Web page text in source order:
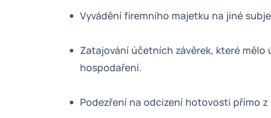
Vyvádění firemního majetku na jiné
Zatajování účetních závěrek, které
hospodaření.
Podezření na odcizení hotovosti přímo